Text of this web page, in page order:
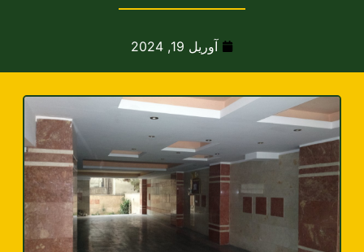
آوریل 19, 2024